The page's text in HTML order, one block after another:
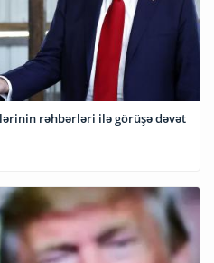
rəhbərləri ilə görüşə dəvət